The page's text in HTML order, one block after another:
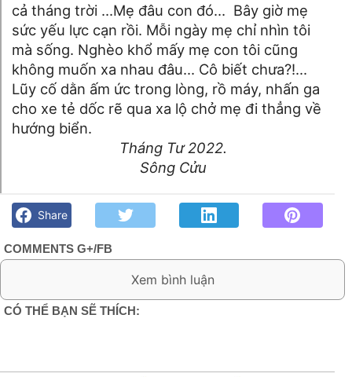
cả tháng trời ...Mẹ đâu con đó… Bây giờ mẹ
sức yếu lực cạn rồi. Mỗi ngày mẹ chỉ nhìn tôi
mà sống. Nghèo khổ mấy mẹ con tôi cũng
không muốn xa nhau đâu... Cô biết chưa?!...
Lũy cố dằn ấm ức trong lòng, rồ máy, nhấn ga
cho xe tẻ dốc rẽ qua xa lộ chở mẹ đi thẳng về
hướng biển.
Tháng Tư 2022.
Sông Cửu
để nhớ!
Share
COMMENTS G+/FB
0 Comment:
CÓ THỂ BẠN SẼ THÍCH: